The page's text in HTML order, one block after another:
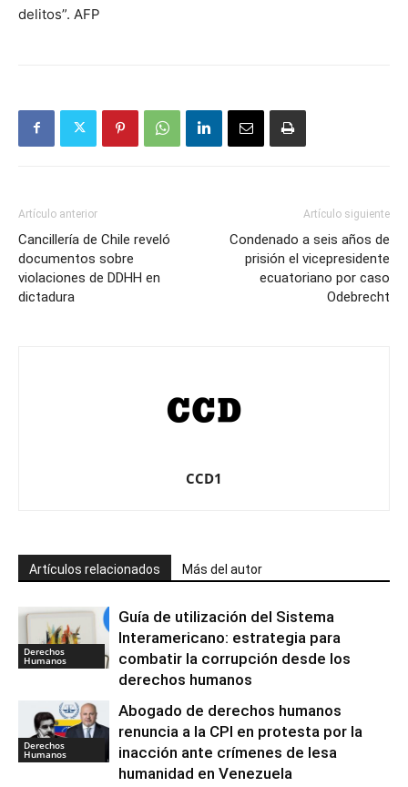
delitos”. AFP
Artículo anterior
Cancillería de Chile reveló
documentos sobre
violaciones de DDHH en
dictadura
Artículo siguiente
Condenado a seis años de
prisión el vicepresidente
ecuatoriano por caso
Odebrecht
CCD1
Artículos relacionados Más del autor
Derechos
Humanos
Guía de utilización del Sistema
Interamericano: estrategia para
combatir la corrupción desde los
derechos humanos
Derechos
Humanos
Abogado de derechos humanos
renuncia a la CPI en protesta por la
inacción ante crímenes de lesa
humanidad en Venezuela